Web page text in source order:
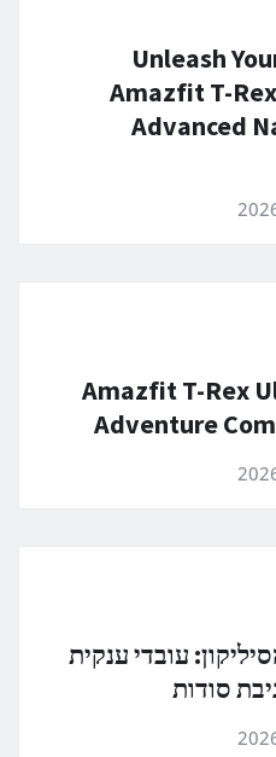
Unleash
Amazfit T-
Advanced
Amazfit T-Rex
Adventure
עובדי ענקית
סודות